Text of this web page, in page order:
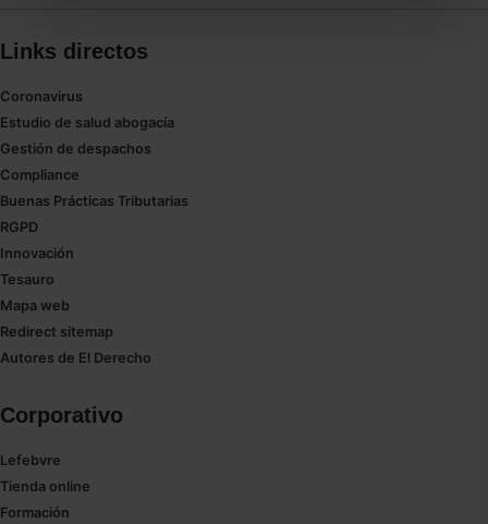
También puedes
navegador. Si no seleccionas ninguna utilizaremos
las que sean indispensables para la navegación.
Saber más acerca de las cookies
Links directos
Coronavirus
Estudio de salud abogacía
Gestión de despachos
Compliance
Buenas Prácticas Tributarias
RGPD
Innovación
Tesauro
Mapa web
Redirect sitemap
Autores de El Derecho
Corporativo
Lefebvre
Tienda online
Formación